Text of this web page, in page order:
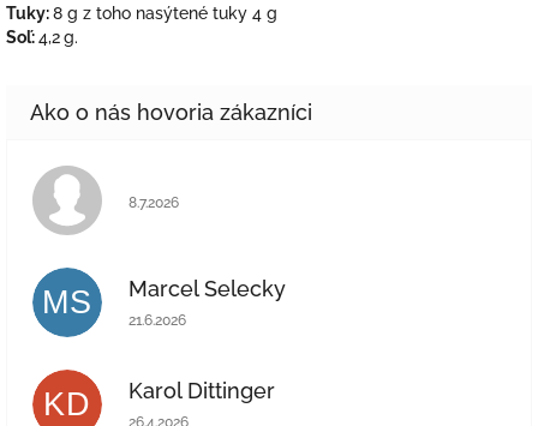
Tuky:8 g z toho nasýtené tuky 4 g
Soľ:4,2g.
Hodnotenie obchodu je 5 z 5 hviezdičiek.
8.7.2026
MS Marcel Selecky
Hodnotenie obchodu je 5 z 5 hviezdičiek.
21.6.2026
KD Karol Dittinger
Hodnotenie obchodu je 5 z 5 hviezdičiek.
26.4.2026